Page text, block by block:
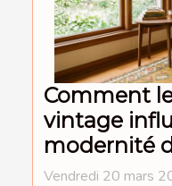
Comment
vintage
modernité
Vendredi 20 mars